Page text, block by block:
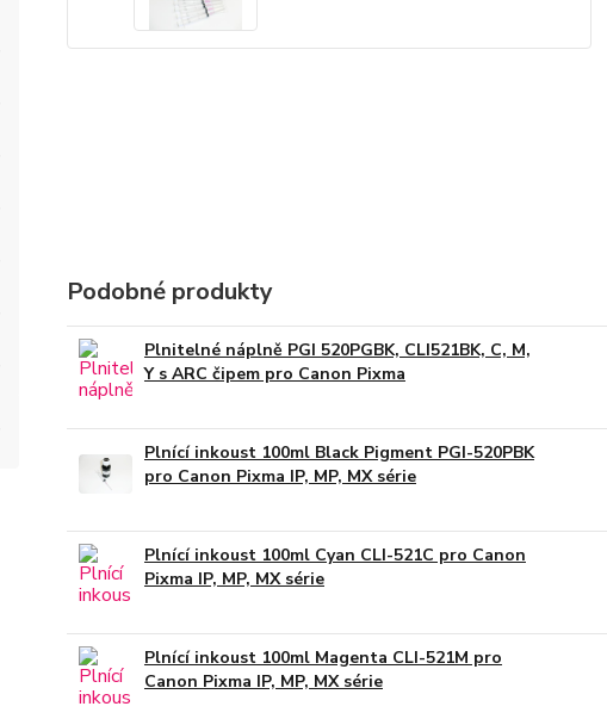
Podobné produkty
Plnitelné náplně PGI 520PGBK, CLI521BK, C, M,
Y s ARC čipem pro Canon Pixma
Plnící inkoust 100ml Black Pigment PGI-520PBK
pro Canon Pixma IP, MP, MX série
Plnící inkoust 100ml Cyan CLI-521C pro Canon
Pixma IP, MP, MX série
Plnící inkoust 100ml Magenta CLI-521M pro
Canon Pixma IP, MP, MX série